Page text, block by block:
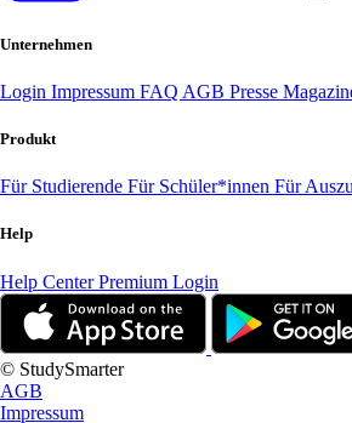
Unternehmen
Login Impressum FAQ AGB Presse
Produkt
Für Studierende Für Schüler*innen Für
Help
Help CenterPremium Login
© StudySmarter
AGB
Impressum